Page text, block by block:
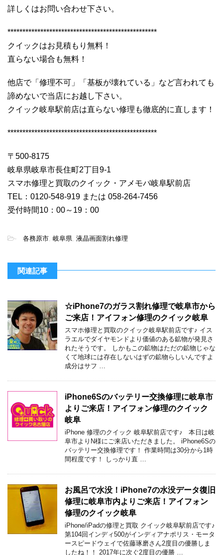
詳しくはお問い合わせ下さい。
**************************************************
クイックはお見積もり無料！
直らない場合も無料！
他店で「修理不可」「基板が壊れている」など言われても
諦めないで当店にお越し下さい。
クイック岐阜駅前店は直らない修理も徹底的に直します！
**************************************************
〒500-8175
岐阜県岐阜市長住町2丁目9-1
スマホ修理と買取のクイック・アメモバ岐阜駅前店
TEL：0120-548-919 または 058-264-7456
受付時間10：00～19：00
- 各務原市 岐阜県 液晶画面割れ修理
関連記事
☆iPhone7のガラス割れ修理で岐阜市から
ご来店！アイフォン修理のクイック岐阜
スマホ修理と買取のクイック岐阜駅前店です♪ イス
ラエルでダイヤモンドより価値のある鉱物が発見さ
れたそうです。 しかもこの鉱物はただの鉱物じゃな
くて地球には存在しないはずの鉱物らしいんですよ
成分はサフ …
iPhone6Sのバッテリー交換修理に岐阜市
よりご来店！アイフォン修理のクイック
岐阜
iPhone 修理のクイック 岐阜駅前店です♪ 本日は岐
阜市よりN様にご来店いただきました。 iPhone6Sの
バッテリー交換修理です！ 作業時間は30分から1時
間程度です！ しっかり直 …
お風呂で水没！iPhone7の水没データ復旧
修理に岐阜市内よりご来店！アイフォン
修理のクイック岐阜
iPhone/iPadの修理と買取 クイック岐阜駅前店です♪
第104回インディ500がインディアナポリス・モータ
ースピードウェイで佐藤琢磨さん2度目の優勝しま
したね！！ 2017年に次ぐ2度目の優勝 …